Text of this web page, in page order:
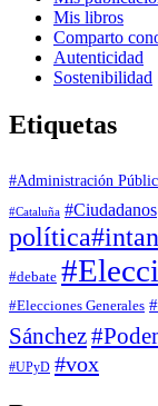
Mis libros
Comparto
Autenticidad
Sostenibilidad
Etiquetas
#Administración
#Cataluña #Ciudadanos
política
#debate
#Elecciones Generales
Sánchez
#UPyD #vox